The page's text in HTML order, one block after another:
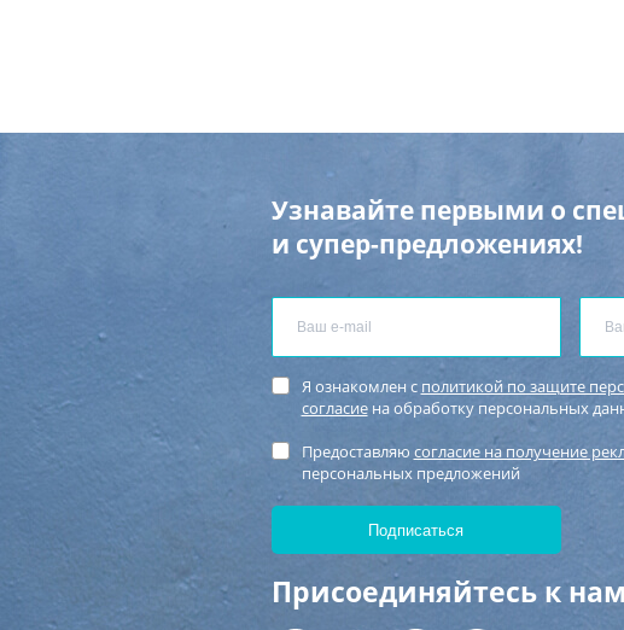
Узнавайте первыми о
и супер-предложениях!
Я ознакомлен с политикой по защите
согласиена обработку персональных
Предоставляю согласие на получение
персональных предложений
Присоединяйтесь к